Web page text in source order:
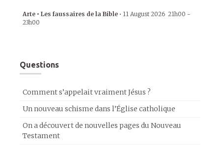
Arte • Les faussaires de la Bible • 11 August 2026 21h00 -
23h00
Questions
Comment s’appelait vraiment Jésus ?
Un nouveau schisme dans l’Église catholique
On a découvert de nouvelles pages du Nouveau
Testament